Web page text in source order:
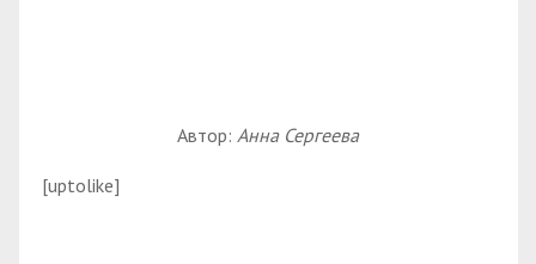
Автор: Анна Сергеева
[uptolike]